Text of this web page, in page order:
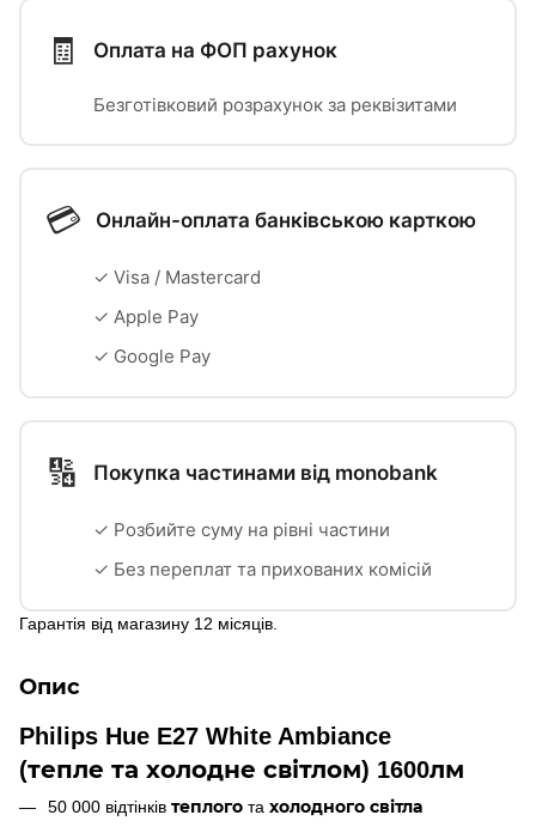
🧾 Оплата на ФОП рахунок
Безготівковий розрахунок за реквізитами
💳 Онлайн-оплата банківською карткою
✓ Visa / Mastercard
✓ Apple Pay
✓ Google Pay
🔢 Покупка частинами від monobank
✓ Розбийте суму на рівні частини
✓ Без переплат та прихованих комісій
Гарантія від магазину 12 місяців.
Опис
Philips Hue E27 White Ambiance
(тепле та холодне світлом) 1600лм
50 000 відтінків теплого та холодного світла